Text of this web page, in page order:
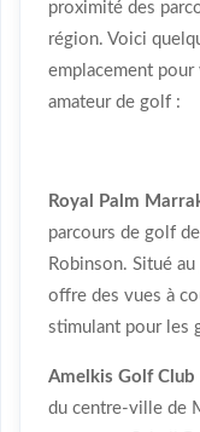
proximité des
région. Voici
emplacement pour
amateur de golf :
Royal Palm
parcours de golf
Robinson. Situé
offre des vues à
stimulant pour les
Amelkis Golf Club
du centre-ville de